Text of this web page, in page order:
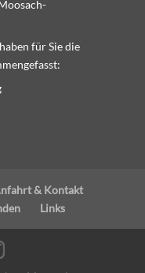
für Sie die
& Kontakt
Links